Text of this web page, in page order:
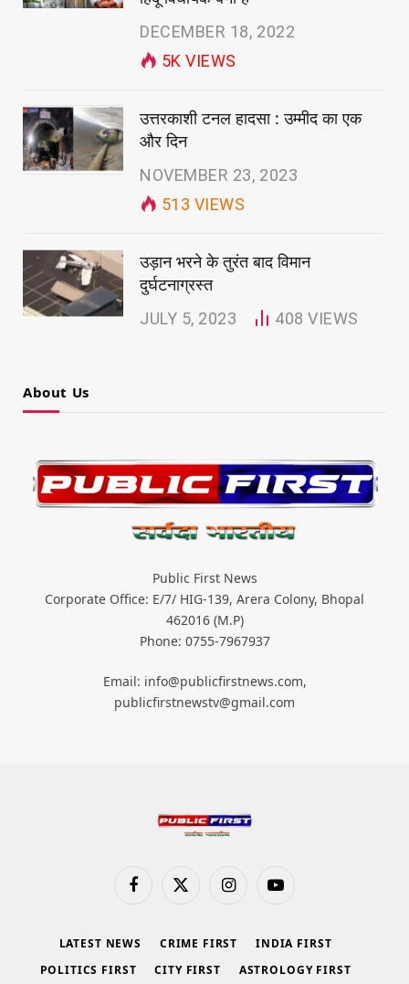
DECEMBER 18, 2022
5KVIEWS
उत्तरकाशी टनल हादसा : उम्मीद का एक
और दिन
NOVEMBER 23, 2023
513 VIEWS
उड़ान भरने के तुरंत बाद विमान
दुर्घटनाग्रस्त
JULY 5, 2023 408VIEWS
About Us
Public First News
Corporate Office: E/7/ HIG-139, Arera Colony, Bhopal
462016 (M.P)
Phone: 0755-7967937
Email: info@publicfirstnews.com,
publicfirstnewstv@gmail.com
FacebookX
InstagramYouTube
LATEST NEWS CRIME FIRST
INDIA FIRST
POLITICS FIRST
CITY FIRST ASTROLOGY FIRST